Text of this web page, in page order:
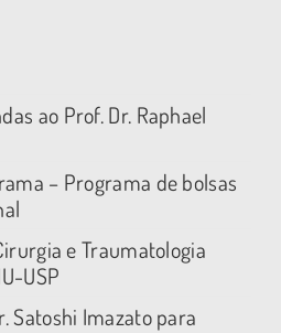
ao Prof. Dr. Raphael
– Programa de bolsas
e Traumatologia
USP
Satoshi Imazato para